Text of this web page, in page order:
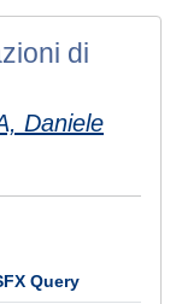
di
Daniele